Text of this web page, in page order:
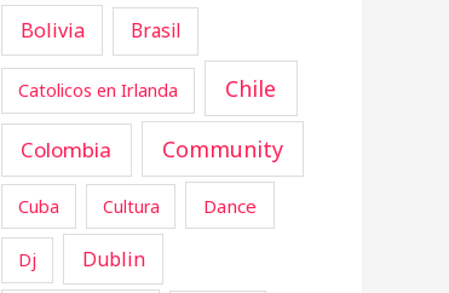
Bolivia Brasil
Catolicos en Irlanda Chile
Colombia Community
Cuba Cultura Dance
Dj Dublin